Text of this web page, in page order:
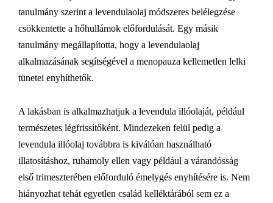
tanulmány szerint a levendulaolaj módszeres belélegzése
csökkentette a hőhullámok előfordulását. Egy másik
tanulmány megállapította, hogy a levendulaolaj
alkalmazásának segítségével a menopauza kellemetlen lelki
tünetei enyhíthetők.
A lakásban is alkalmazhatjuk a levendula illóolaját, például
természetes légfrissítőként. Mindezeken felül pedig a
levendula illóolaj továbbra is kiválóan használható
illatosításhoz, ruhamoly ellen vagy például a várandósság
első trimeszterében előforduló émelygés enyhítésére is. Nem
hiányozhat tehát egyetlen család kelléktárából sem ez a